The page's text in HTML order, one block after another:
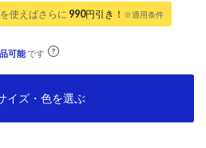
使えばさらに 990円引き！ ※適用条件
可能です
イズ・色を選ぶ